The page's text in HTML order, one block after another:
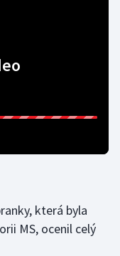
která byla
MS, ocenil celý